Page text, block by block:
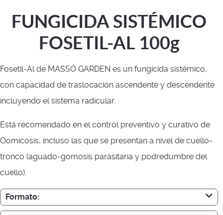
FUNGICIDA SISTÉMICO
FOSETIL-AL 100g
Fosetil-Al de MASSÓ GARDEN es un fungicida sistémico,
con capacidad de traslocación ascendente y descendente
incluyendo el sistema radicular.
Está recomendado en el control preventivo y curativo de
Oomicosis, incluso las que se presentan a nivel de cuello-
tronco (aguado-gomosis parasitaria y podredumbre del
cuello).
Formato: